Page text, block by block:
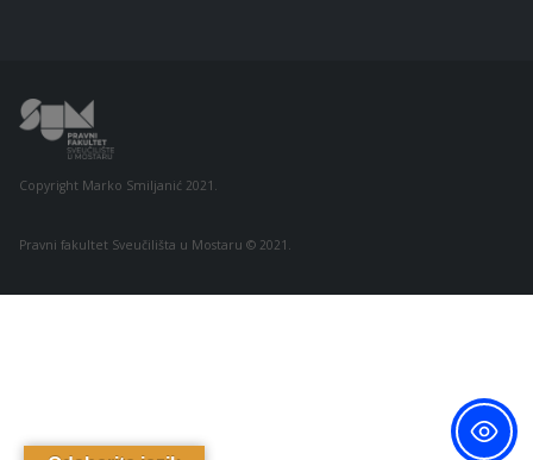
Copyright Marko Smiljanić 2021.
Pravni fakultet Sveučilišta u Mostaru © 2021.